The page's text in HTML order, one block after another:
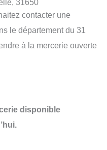
31650
contacter une
le département du 31
à la mercerie ouverte
disponible